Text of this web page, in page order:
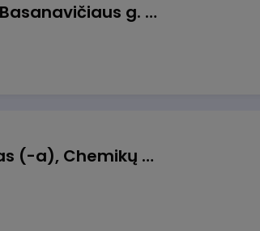
Pamainos vadovas (-ė), J. Basanavičiaus g. 6, Jonava
Kasininkas (-ė) - pardavėjas (-a), Chemikų g. 1, Jonava